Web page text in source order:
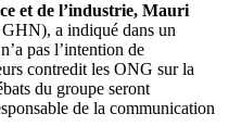
et de l’industrie, Mauri
a indiqué dans un
pas l’intention de
contredit les ONG sur la
du groupe seront
de la communication